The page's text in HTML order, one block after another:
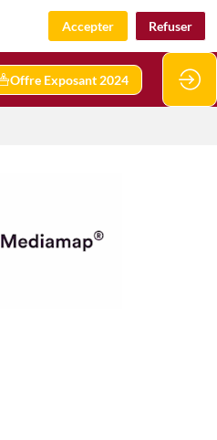
Offre Exposant 2024
Accepter Refuser